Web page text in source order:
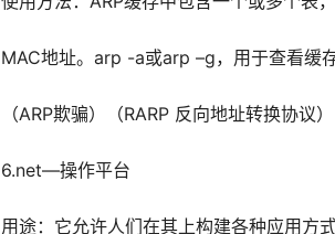
MAC地址。arp -a或arp –g，用于查看缓
（ARP欺骗）（RARP 反向地址转换协议）
6.net—操作平台
用途：它允许人们在其上构建各种应用方